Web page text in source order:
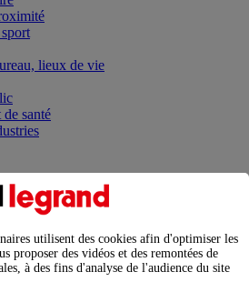
lieux de vie
santé
le fonctionnement des appareils
son tableau électrique
Solutions : concentrer les
de vos performances
utilisent des cookies afin d'optimiser les
proposer des vidéos et des remontées de
à des fins d'analyse de l'audience du site